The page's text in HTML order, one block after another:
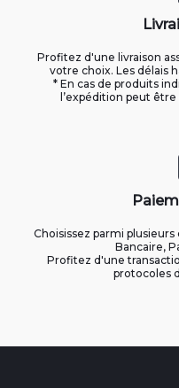
Profitez d'une livraison
votre choix. Les délais
* En cas de produits
l’expédition peut
Choisissez parmi
Bancaire,
Profitez d'une
protocoles